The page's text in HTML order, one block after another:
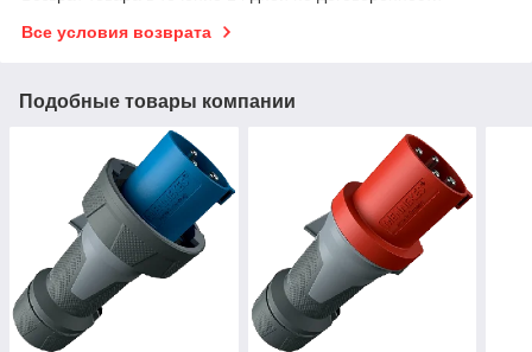
Все условия возврата
Подобные товары компании